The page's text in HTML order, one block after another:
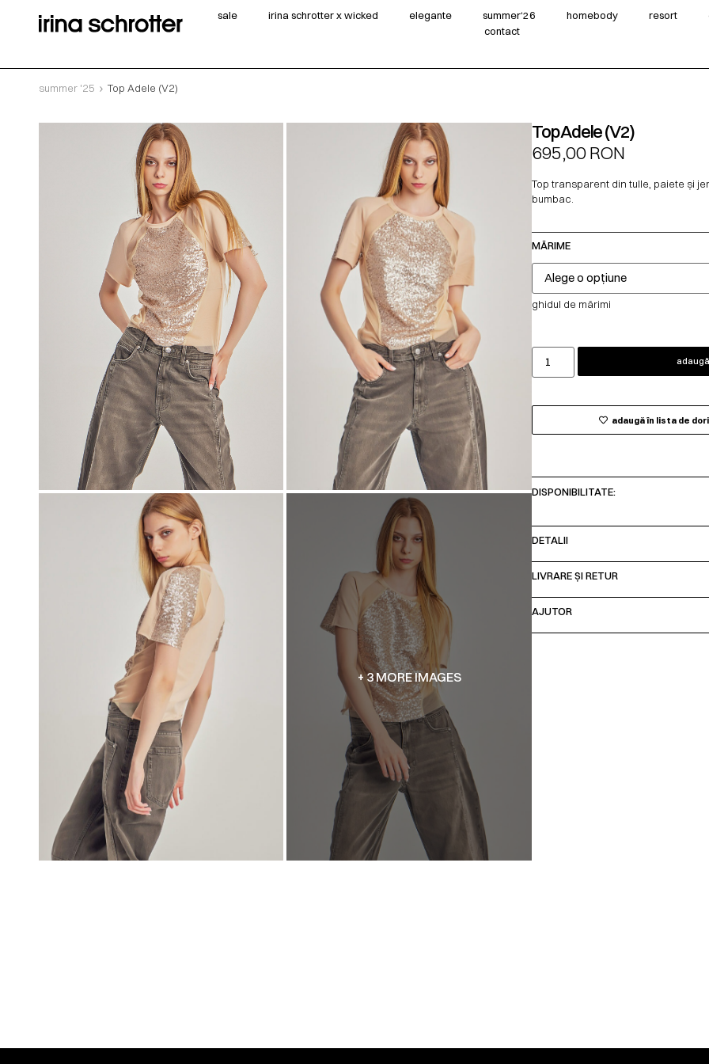
sale irina schrotter x wicked elegante summer‘26 homebody resort
contact
summer '25 Top Adele (V2)
+ 3 MORE IMAGES
Top Adele (V2)
695,00RON
Top transparent din tulle, paiete și
bumbac.
MĂRIME
ghidul de mărimi
adaugă în lista de
DISPONIBILITATE:
DETALII
LIVRARE ȘI RETUR
AJUTOR